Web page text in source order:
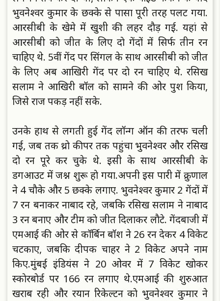
भुवनेश्वर कुमार के छक्के से पासा पूरी तरह पलट गया.
आरसीबी के खेमे में खुशी की लहर दाैड़ गई. यहां से
आरसीबी काे जीत के लिए दाे गेंदाें में सिर्फ तीन रन
चाहिए थे. 5वीं गेंद पर सिंगल के साथ आरसीबी काे जीत
के लिए अब आखिरी गेंद पर दाे रन चाहिए थे. रसिख
सलाम ने आखिरी बाॅल काे सामने की ओर पुश किया,
जिसे राज पकड़ नहीं सके.
उनके हाथ से लगती हुई गेंद लाॅन्ग ऑन की तरफ चली
गई, जब तक थ्राे कीपर तक पहुंचा भुवनेश्वर और रसिख
दाे रन पूरे कर चुके थे. इसी के साथ आरसीबी के
डगआउट में जश्न शुरू हाे गया.अपनी इस पारी में क्रुणाल
ने 4 चाैके और 5 छक्के लगाए. भुवनेश्वर कुमार 2 गेंदाें में
7 रन बनाकर नाबाद रहे, जबकि रसिख सलाम ने नाबाद
3 रन बनाए और टीम काे जीत दिलाकर लाैटे. गेंदबाजी में
एमआई की ओर से काॅर्बिन बाॅश ने 26 रन देकर 4 विकेट
चटकाए, जबकि दीपक चाहर ने 2 विकेट अपने नाम
किए.मुंबई इंडियंस ने 20 ओवर में 7 विकेट खाेकर
स्काेरबाेर्ड पर 166 रन लगाए थे.एमआई की शुरुआत
खराब रही और रयान रिकेल्टन काे भुवनेश्वर कुमार ने